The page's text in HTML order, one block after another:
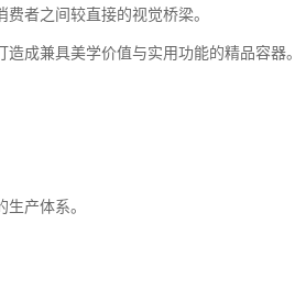
者之间较直接的视觉桥梁。
成兼具美学价值与实用功能的精品容器。
产体系。